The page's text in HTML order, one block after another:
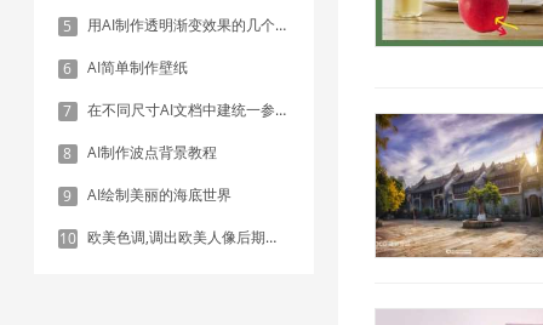
5 用AI制作透明渐变效果的几个方法
6 AI简单制作壁纸
7 在不同尺寸AI文档中建统一参考线 - 方法1：对齐和分布
8 AI制作波点背景教程
9 AI绘制美丽的海底世界
10 欧美色调,调出欧美人像后期色调实例